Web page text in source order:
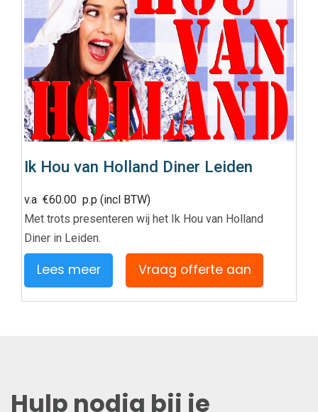
Ik Hou van Holland Diner Leiden
v.a€60.00 p.p (incl BTW)
Met trots presenteren wij het Ik Hou van Holland
Diner in Leiden.
Lees meer Vraag offerte aan
Hulp nodig bij je